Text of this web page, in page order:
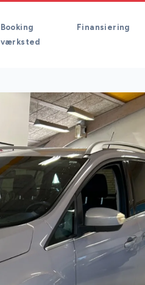
Booking
værksted
Finansiering